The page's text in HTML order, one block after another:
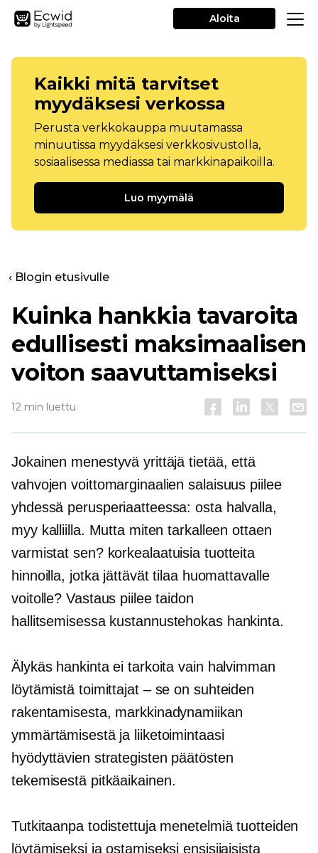
Aloita
Kaikki mitä tarvitset
myydäksesi verkossa
Perusta verkkokauppa muutamassa
minuutissa myydäksesi verkkosivustolla,
sosiaalisessa mediassa tai markkinapaikoilla.
Luo myymälä
‹ Blogin etusivulle
Kuinka hankkia tavaroita
edullisesti maksimaalisen
voiton saavuttamiseksi
12 min luettu
Jokainen menestyvä yrittäjä tietää, että
vahvojen voittomarginaalien salaisuus piilee
yhdessä perusperiaatteessa: osta halvalla,
myy kalliilla. Mutta miten tarkalleen ottaen
varmistat sen? korkealaatuisia tuotteita
hinnoilla, jotka jättävät tilaa huomattavalle
voitolle? Vastaus piilee taidon
hallitsemisessa kustannustehokashankinta.
Älykäs hankinta ei tarkoita vain halvimman
löytämistä toimittajat – se on suhteiden
rakentamisesta, markkinadynamiikan
ymmärtämisestä ja liiketoimintaasi
hyödyttävien strategisten päätösten
tekemisestä pitkäaikainen.
Tutkitaanpa todistettuja menetelmiä tuotteiden
löytämiseksi ja ostamiseksi ensisijaisista